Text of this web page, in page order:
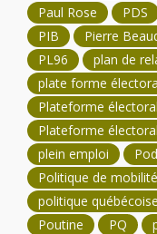
Paul Rose
PDS
PIB
Pierre
PL96
plan de
plate forme
Plateforme
Plateforme
plein emploi
Politique de
politique québécoise
Poutine
PQ